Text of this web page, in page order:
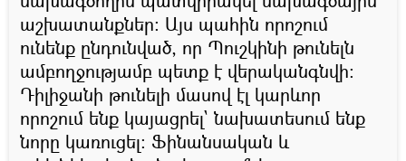
աշխատանքներ։ Այս պահին որոշում
ունենք ընդունված, որ Պուշկինի թունելն
ամբողջությամբ պետք է վերականգնվի։
Դիլիջանի թունելի մասով էլ կարևոր
որոշում ենք կայացրել` նախատեսում ենք
նորը կառուցել։ Ֆինանսական և